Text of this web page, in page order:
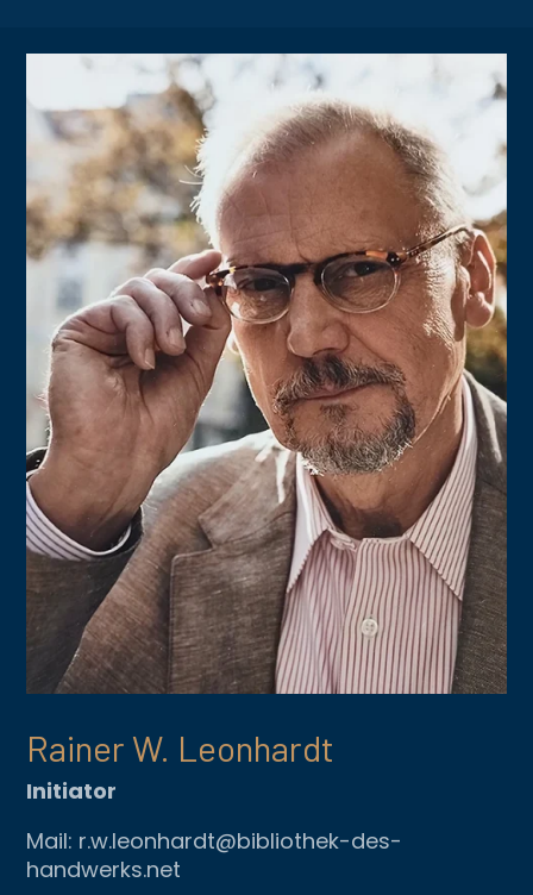
Rainer W. Leonhardt
Initiator
Mail: r.w.leonhardt@bibliothek-des-
handwerks.net